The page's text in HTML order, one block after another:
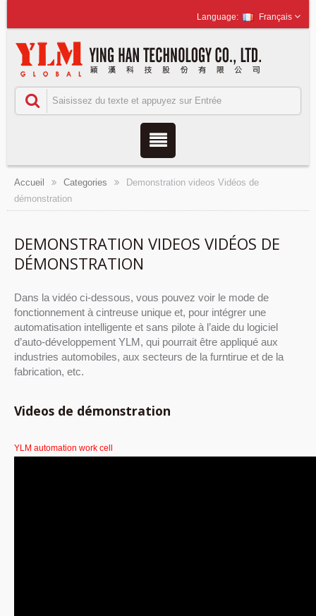
Français
Accueil Categories
Demonstration videos Vidéos de
démonstration
DEMONSTRATION VIDEOS VIDÉOS DE
DÉMONSTRATION
Dans la vidéo ci-dessous, vous pouvez voir le mode de
fonctionnement à cintreuse unique et, pour intégrer une
automatisation intelligente et sans pilote à l’aide du logiciel
d’auto-développement YLM, qui pourrait être appliqué aux
industries automobiles, aux secteurs de la furntirue et de la
fabrication, etc.
Videos de démonstration
YLM automation work cell